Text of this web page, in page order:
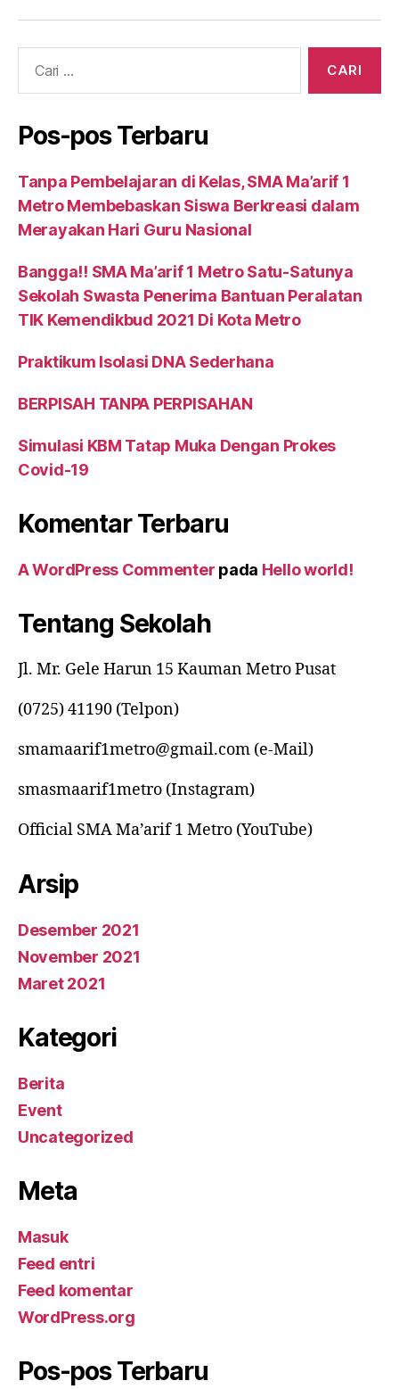
Pos-pos Terbaru
Tanpa Pembelajaran di Kelas, SMA Ma’arif 1
Metro Membebaskan Siswa Berkreasi dalam
Merayakan Hari Guru Nasional
Bangga!! SMA Ma’arif 1 Metro Satu-Satunya
Sekolah Swasta Penerima Bantuan Peralatan
TIK Kemendikbud 2021 Di Kota Metro
Praktikum Isolasi DNA Sederhana
BERPISAH TANPA PERPISAHAN
Simulasi KBM Tatap Muka Dengan Prokes
Covid-19
Komentar Terbaru
A WordPress Commenter pada Hello world!
Tentang Sekolah
Jl. Mr. Gele Harun 15 Kauman Metro Pusat
(0725) 41190 (Telpon)
smamaarif1metro@gmail.com (e-Mail)
smasmaarif1metro (Instagram)
Official SMA Ma’arif 1 Metro (YouTube)
Arsip
Desember 2021
November 2021
Maret 2021
Kategori
Berita
Event
Uncategorized
Meta
Masuk
Feed entri
Feed komentar
WordPress.org
Pos-pos Terbaru